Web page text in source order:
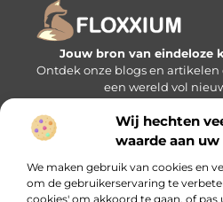
Wij hechten
waarde aan
We maken gebruik van cookies en
om de gebruikerservaring te
cookies' om akkoord te gaan, of pas
Jouw bron van eindeloze
Ontdek onze blogs en artikelen
een wereld vol
Bericht categorie
Onze informatie